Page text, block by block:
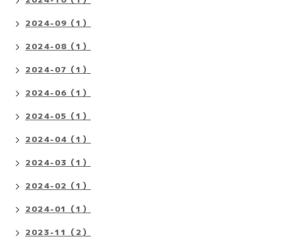
2024-09（1）
2024-08（1）
2024-07（1）
2024-06（1）
2024-05（1）
2024-04（1）
2024-03（1）
2024-02（1）
2024-01（1）
2023-11（2）